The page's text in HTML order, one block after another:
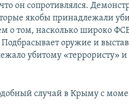
он сопротивлялся.
якобы принадлежали
о том, насколько широко ФСБ
оружие и
убитому «террористу» и
случай в Крыму с